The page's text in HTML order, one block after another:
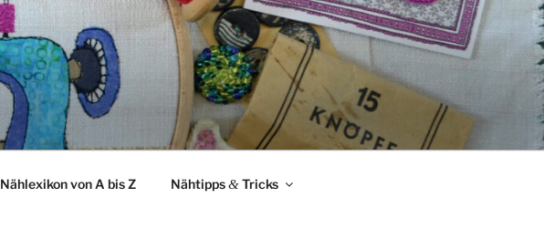
Nählexikon von A bis Z Nähtipps&Tricks